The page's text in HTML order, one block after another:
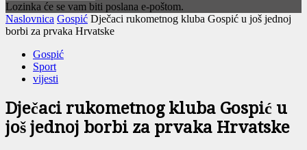
Lozinka će se vam biti poslana e-poštom.
Naslovnica Gospić Dječaci rukometnog kluba Gospić u još jednoj
borbi za prvaka Hrvatske
Gospić
Sport
vijesti
Dječaci rukometnog kluba Gospić u
još jednoj borbi za prvaka Hrvatske